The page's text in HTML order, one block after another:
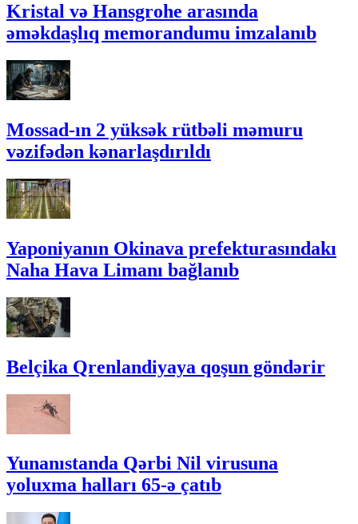
Kristal və Hansgrohe arasında
əməkdaşlıq memorandumu imzalanıb
Mossad-ın 2 yüksək rütbəli məmuru
vəzifədən kənarlaşdırıldı
Yaponiyanın Okinava prefekturasındakı
Naha Hava Limanı bağlanıb
Belçika Qrenlandiyaya qoşun göndərir
Yunanıstanda Qərbi Nil virusuna
yoluxma halları 65-ə çatıb